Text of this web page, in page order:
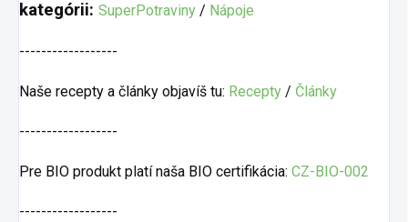
kategórii: SuperPotraviny / Nápoje
------------------
Naše recepty a články objavíš tu: Recepty / Články
------------------
Pre BIO produkt platí naša BIO certifikácia: CZ-BIO-002
------------------